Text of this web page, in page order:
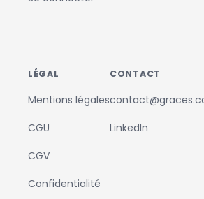
LÉGAL
Mentions légales
CGU
CGV
Confidentialité
CONTACT
LinkedIn